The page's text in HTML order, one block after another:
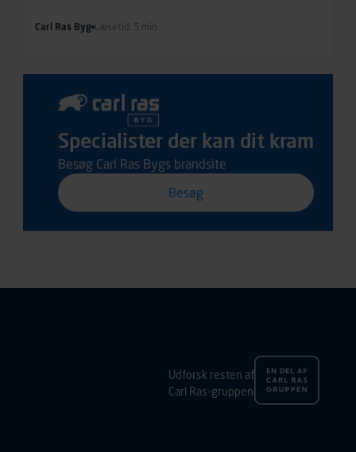
moderne.
Carl Ras Byg Læsetid: 5 min.
Specialister der kan dit kram
Besøg Carl Ras Bygs brandsite
Besøg
Udforsk resten af
Carl Ras-gruppen